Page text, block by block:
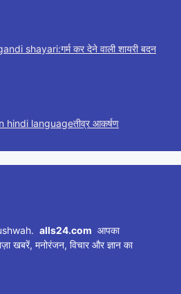
shayari:गर्म कर देने वाली शायरी बदन
hindi languageतीव्र आकर्षण
alls24.com आपका
खबरें, मनोरंजन, विचार और ज्ञान का